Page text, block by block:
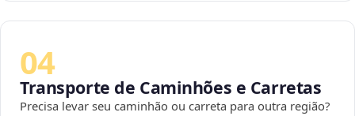
04
Transporte de Caminhões e Carretas
Precisa levar seu caminhão ou carreta para outra região?